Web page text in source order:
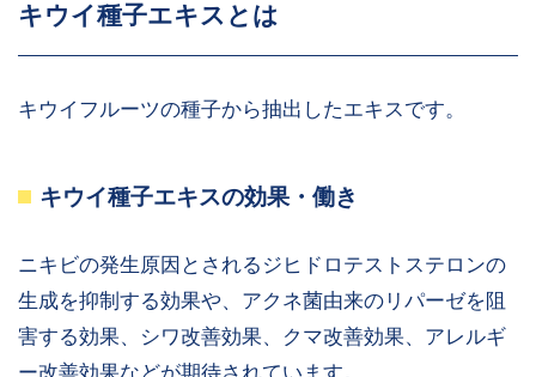
キウイ種子エキスとは
キウイフルーツの種子から抽出したエキスです。
キウイ種子エキスの効果・働き
ニキビの発生原因とされるジヒドロテストステロンの
生成を抑制する効果や、アクネ菌由来のリパーゼを阻
害する効果、シワ改善効果、クマ改善効果、アレルギ